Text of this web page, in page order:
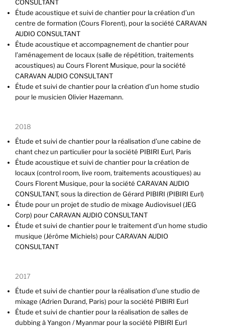
CONSULTANT
Étude acoustique et suivi de chantier pour la création d’un
centre de formation (Cours Florent), pour la société CARAVAN
AUDIO CONSULTANT
Étude acoustique et accompagnement de chantier pour
l’aménagement de locaux (salle de répétition, traitements
acoustiques) au Cours Florent Musique, pour la société
CARAVAN AUDIO CONSULTANT
Étude et suivi de chantier pour la création d’un home studio
pour le musicien Olivier Hazemann.
2018
Étude et suivi de chantier pour la réalisation d’une cabine de
chant chez un particulier pour la société PIBIRI Eurl, Paris
Étude acoustique et suivi de chantier pour la création de
locaux (control room, live room, traitements acoustiques) au
Cours Florent Musique, pour la société CARAVAN AUDIO
CONSULTANT, sous la direction de Gérard PIBIRI (PIBIRI Eurl)
Étude pour un projet de studio de mixage Audiovisuel (JEG
Corp) pour CARAVAN AUDIO CONSULTANT
Étude et suivi de chantier pour le traitement d’un home studio
musique (Jérôme Michiels) pour CARAVAN AUDIO
CONSULTANT
2017
Étude et suivi de chantier pour la réalisation d’une studio de
mixage (Adrien Durand, Paris) pour la société PIBIRI Eurl
Étude et suivi de chantier pour la réalisation de salles de
dubbing à Yangon / Myanmar pour la société PIBIRI Eurl